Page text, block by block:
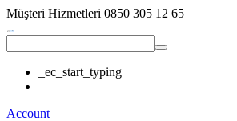
Müşteri Hizmetleri 0850 305 12 65
_ec_start_typing
Account